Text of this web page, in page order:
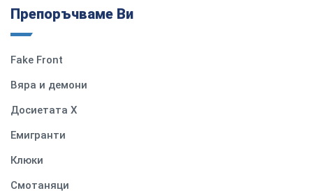
Препоръчваме Ви
Fake Front
Вяра и демони
Досиетата Х
Емигранти
Клюки
Смотаняци